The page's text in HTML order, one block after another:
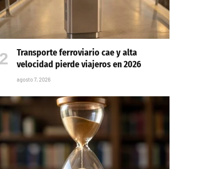
Transporte ferroviario cae y alta
velocidad pierde viajeros en 2026
agosto 7, 2026